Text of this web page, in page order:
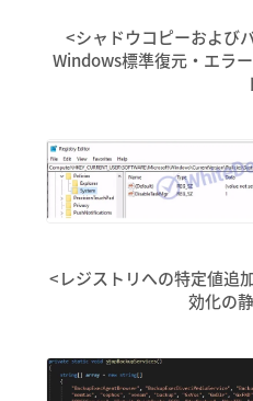
<シャドウコピーおよび
Windows標準復元・エラ
<レジストリへの特定値追
効化の